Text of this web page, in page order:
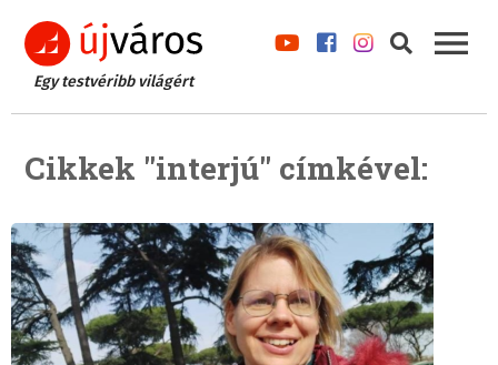
Egy testvéribb világért
Cikkek "interjú" címkével: